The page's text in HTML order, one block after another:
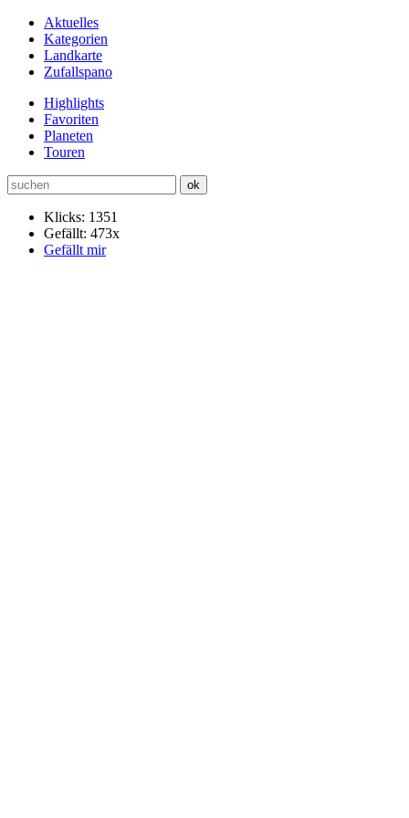
Aktuelles
Kategorien
Landkarte
Zufallspano
Highlights
Favoriten
Planeten
Touren
Klicks: 1351
Gefällt: 473x
Gefällt mir